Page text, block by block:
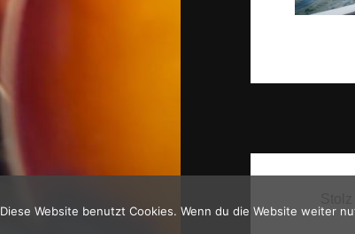
Diese Website benutzt Cookies. Wenn du die Website weiter